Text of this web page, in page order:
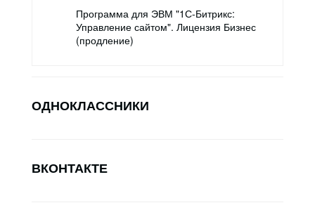
Программа для ЭВМ "1С-Битрикс:
Управление сайтом". Лицензия Бизнес
(продление)
ОДНОКЛАССНИКИ
ВКОНТАКТЕ